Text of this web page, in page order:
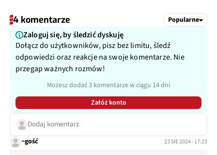
4 komentarze Popularne
Zaloguj się, by śledzić dyskuję
Dołącz do użytkowników, pisz bez limitu, śledź
odpowiedzi oraz reakcje na swoje komentarze. Nie
przegap ważnych rozmów!
Możesz dodać 3 komentarze w ciągu 14 dni
Załóż konto
Dodaj komentarz
~gość 23 SIE 2024 · 17:23